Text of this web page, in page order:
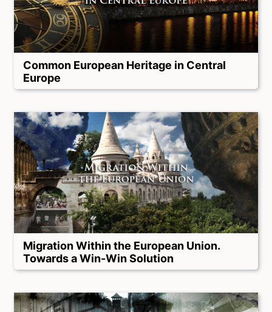
Common European Heritage in Central
Europe
Migration Within the European Union.
Towards a Win-Win Solution